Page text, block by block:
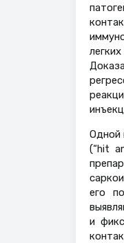
Одной
(“hit
его
и